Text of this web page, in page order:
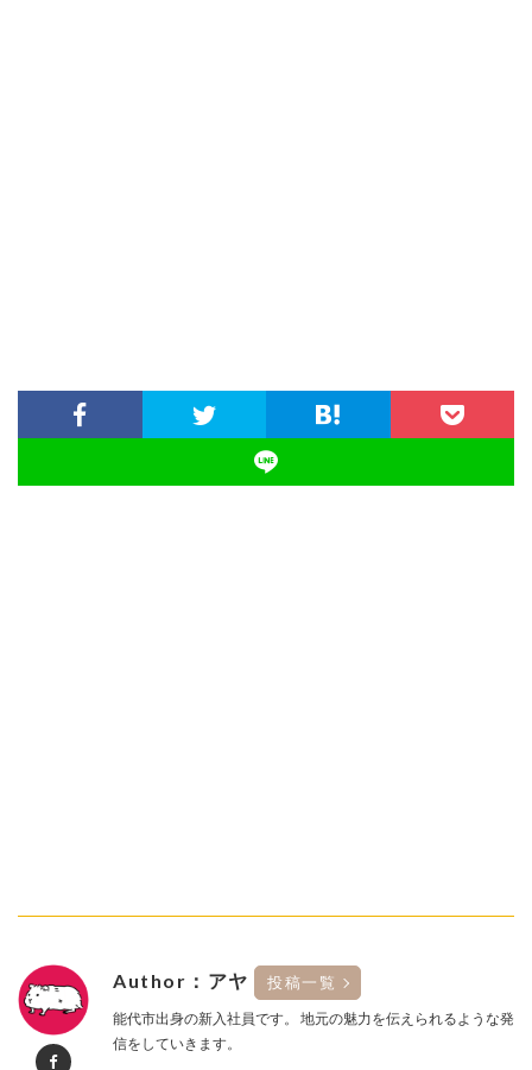
Author：アヤ 投稿一覧
能代市出身の新入社員です。 地元の魅力を伝えられるような発
信をしていきます。